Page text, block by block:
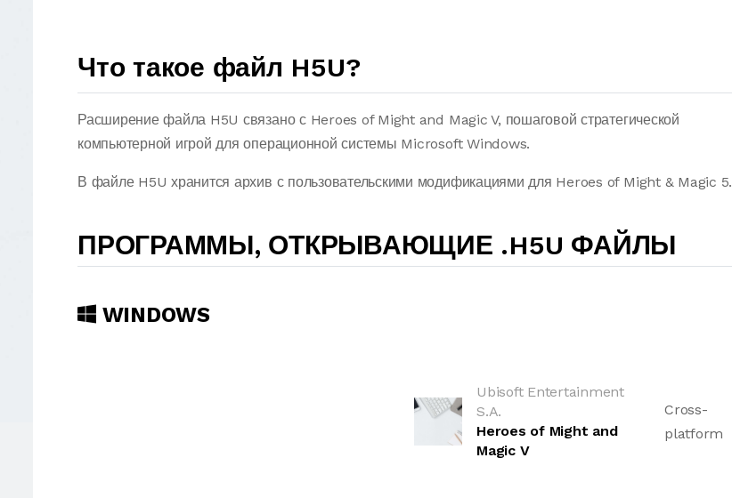
Что такое файл H5U?
Расширение файла H5U связано с Heroes of Might and Magic V, пошаговой стратегической
компьютерной игрой для операционной системы Microsoft Windows.
В файле H5U хранится архив с пользовательскими модификациями для Heroes of Might & Magic 5.
ПРОГРАММЫ, ОТКРЫВАЮЩИЕ .H5U ФАЙЛЫ
WINDOWS
Ubisoft Entertainment
S.A.
Heroes of Might and
Magic V
Cross-
platform